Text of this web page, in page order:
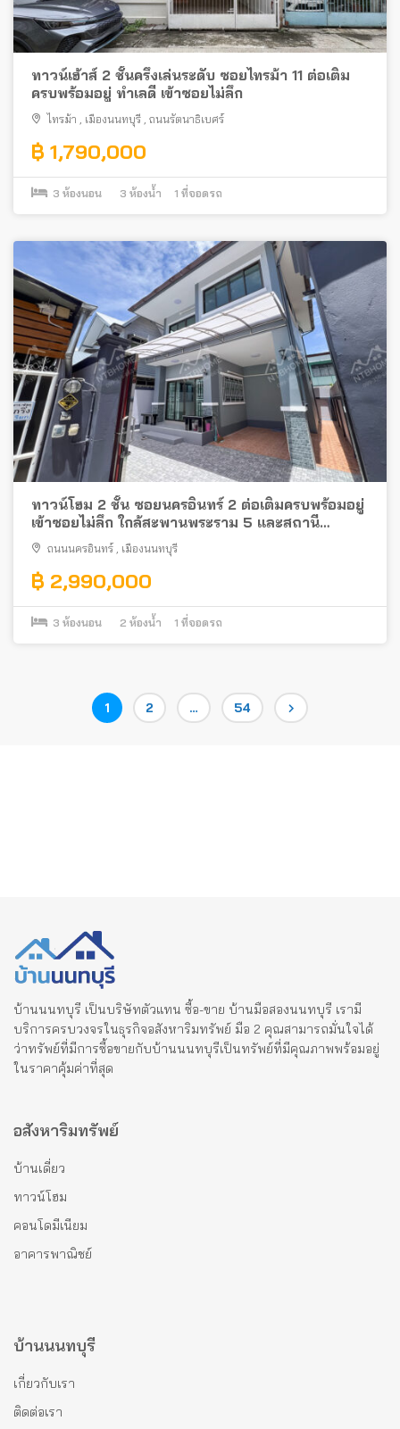
ทาวน์เฮ้าส์ 2 ชั้นครึ่งเล่นระดับ ซอยไทรม้า 11 ต่อเติม
ครบพร้อมอยู่ ทำเลดี เข้าซอยไม่ลึก
ไทรม้า เมืองนนทบุรี ถนนรัตนาธิเบศร์
฿ 1,790,000
3 ห้องนอน 3 ห้องน้ำ 1 ที่จอดรถ
ทาวน์โฮม 2 ชั้น ซอยนครอินทร์ 2 ต่อเติมครบพร้อมอยู่
เข้าซอยไม่ลึก ใกล้สะพานพระราม 5 และสถานี
รถไฟฟ้า
ถนนนครอินทร์ เมืองนนทบุรี
฿ 2,990,000
3 ห้องนอน 2 ห้องน้ำ 1 ที่จอดรถ
Posts Page
1 Page
2 … Page
54
บ้านนนทบุรี เป็นบริษัทตัวแทน ซื้อ-ขาย บ้านมือสองนนทบุรี เรามี
บริการครบวงจรในธุรกิจอสังหาริมทรัพย์ มือ 2 คุณสามารถมั่นใจได้
ว่าทรัพย์ที่มีการซื้อขายกับบ้านนนทบุรีเป็นทรัพย์ที่มีคุณภาพพร้อมอยู่
ในราคาคุ้มค่าที่สุด
อสังหาริมทรัพย์
บ้านเดี่ยว
ทาวน์โฮม
คอนโดมีเนียม
อาคารพาณิชย์
บ้านนนทบุรี
เกี่ยวกับเรา
ติดต่อเรา